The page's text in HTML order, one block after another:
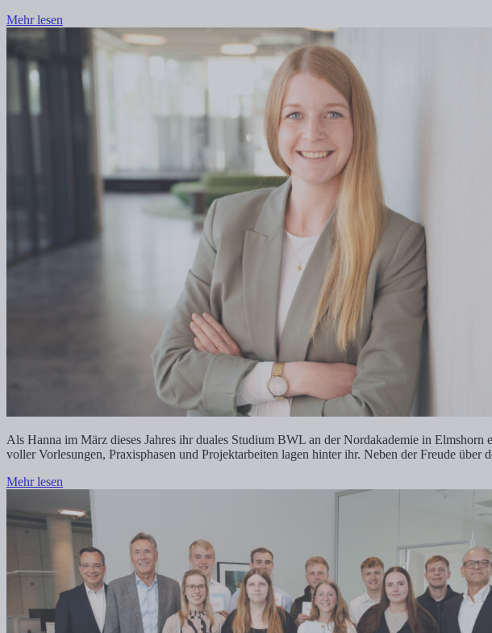
Mehr lesen
Als Hanna im März dieses Jahres ihr duales Studium BWL an der Nordakademie in
voller Vorlesungen, Praxisphasen und Projektarbeiten lagen hinter ihr. Neben der Freude über
Mehr lesen